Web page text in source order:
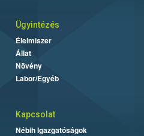
Ügyintézés
Élelmiszer
Állat
Növény
Labor/Egyéb
Kapcsolat
Nébih Igazgatóságok